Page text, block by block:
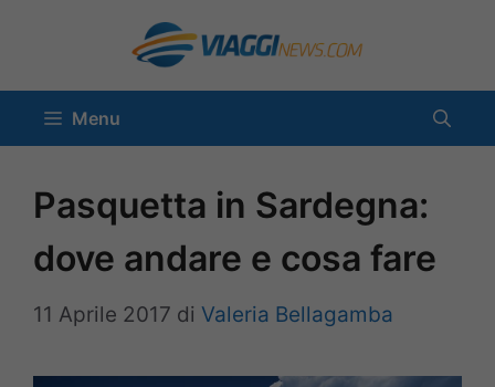
contenuto
Menu
Pasquetta in Sardegna:
dove andare e cosa fare
11 Aprile 2017 di Valeria Bellagamba